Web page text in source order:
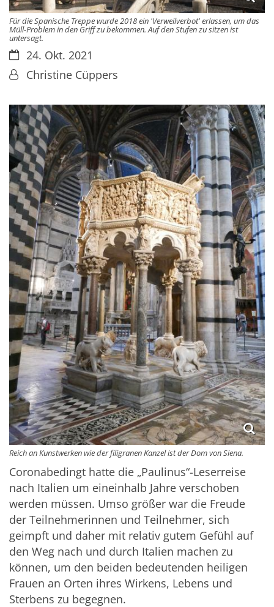
Für die Spanische Treppe wurde 2018 ein 'Verweilverbot' erlassen, um das
Müll-Problem in den Griff zu bekommen. Auf den Stufen zu sitzen ist
untersagt.
Datum:24. Okt. 2021
Von:Christine Cüppers
Reich an Kunstwerken wie der filigranen Kanzel ist der Dom von Siena.
Coronabedingt hatte die „Paulinus“-Leserreise
nach Italien um eineinhalb Jahre verschoben
werden müssen. Umso größer war die Freude
der Teilnehmerinnen und Teilnehmer, sich
geimpft und daher mit relativ gutem Gefühl auf
den Weg nach und durch Italien machen zu
können, um den beiden bedeutenden heiligen
Frauen an Orten ihres Wirkens, Lebens und
Sterbens zu begegnen.